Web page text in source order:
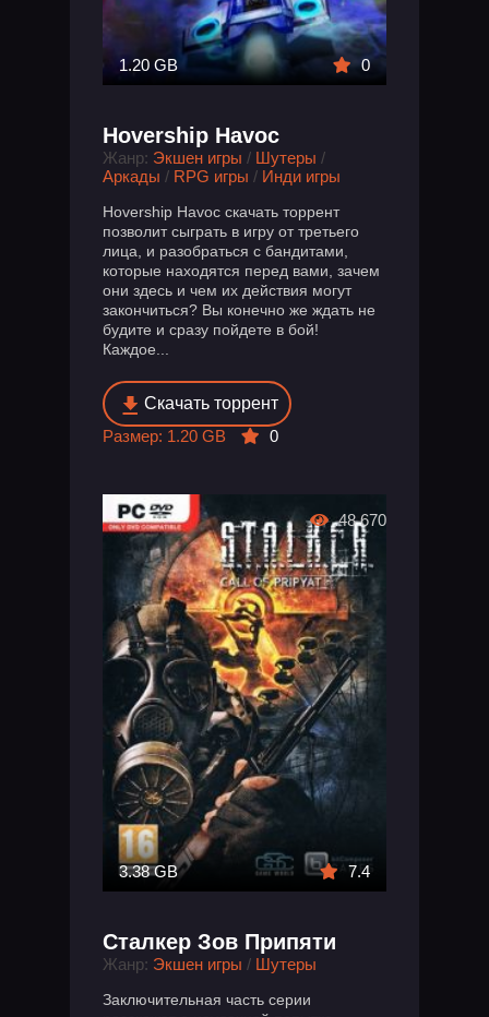
1.20 GB 0
Hovership Havoc
Жанр: Экшен игры / Шутеры /
Аркады / RPG игры / Инди игры
Hovership Havoc скачать торрент
позволит сыграть в игру от третьего
лица, и разобраться с бандитами,
которые находятся перед вами, зачем
они здесь и чем их действия могут
закончиться? Вы конечно же ждать не
будите и сразу пойдете в бой!
Каждое...
Скачать торрент
Размер: 1.20 GB
0
3.38 GB 7.4
Сталкер Зов Припяти
Жанр: Экшен игры / Шутеры
Заключительная часть серии
48 670